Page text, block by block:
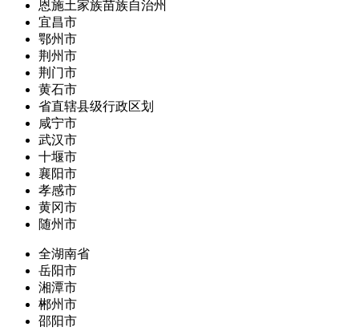
恩施土家族苗族自治州
宜昌市
鄂州市
荆州市
荆门市
黄石市
省直辖县级行政区划
咸宁市
武汉市
十堰市
襄阳市
孝感市
黄冈市
随州市
全湖南省
岳阳市
湘潭市
郴州市
邵阳市